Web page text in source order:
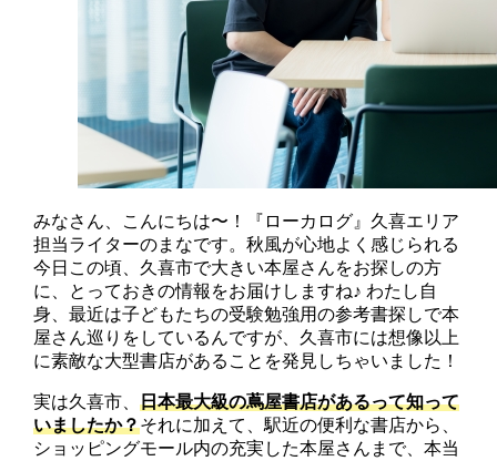
みなさん、こんにちは〜！『ローカログ』久喜エリア
担当ライターのまなです。秋風が心地よく感じられる
今日この頃、久喜市で大きい本屋さんをお探しの方
に、とっておきの情報をお届けしますね♪ わたし自
身、最近は子どもたちの受験勉強用の参考書探しで本
屋さん巡りをしているんですが、久喜市には想像以上
に素敵な大型書店があることを発見しちゃいました！
実は久喜市、日本最大級の蔦屋書店があるって知って
いましたか？それに加えて、駅近の便利な書店から、
ショッピングモール内の充実した本屋さんまで、本当